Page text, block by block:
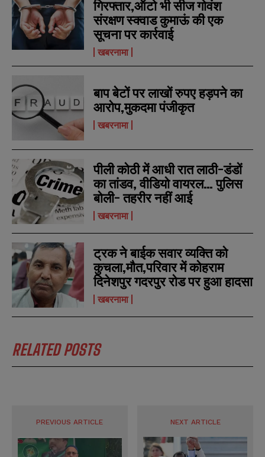
m
e
*
E
m
l
e
r
s
SUBMIT
m
e
*
E
m
l
e
r
s
SUBMIT
गिरफ्तार,ऑटो भी सीज गोवंश
संरक्षण स्क्वाड कुमाऊं की एक
सूचना पर कार्रवाई
खबरनामा
बाप बेटों पर लाखों रुपए हड़पने का
आरोप,मुकदमा पंजीकृत
खबरनामा
पीली कोठी में आधी रात लाठी-डंडों
का तांडव, वीडियो वायरल… पुलिस
बोली- तहरीर नहीं आई
खबरनामा
ट्रक ने बाईक सवार व्यक्ति को
कुचला,मौत,परिवार में कोहराम
दिनेशपुर गदरपुर रोड पर हुआ हादसा
खबरनामा
RELATED POSTS
PREVIOUS ARTICLE NEXT ARTICLE